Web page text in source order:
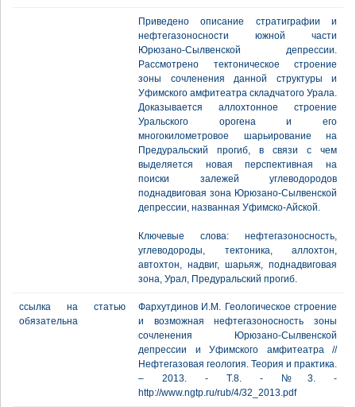
Приведено описание стратиграфии и
нефтегазоносности южной части
Юрюзано-Сылвенской депрессии.
Рассмотрено тектоническое строение
зоны сочленения данной структуры и
Уфимского амфитеатра складчатого Урала.
Доказывается аллохтонное строение
Уральского орогена и его
многокилометровое шарьирование на
Предуральский прогиб, в связи с чем
выделяется новая перспективная на
поиски залежей углеводородов
поднадвиговая зона Юрюзано-Сылвенской
депрессии, названная Уфимско-Айской.
Ключевые слова: нефтегазоносность,
углеводороды, тектоника, аллохтон,
автохтон, надвиг, шарьяж, поднадвиговая
зона, Урал, Предуральский прогиб.
ссылка на статью
обязательна
Фархутдинов И.М. Геологическое строение
и возможная нефтегазоносность зоны
сочленения Юрюзано-Сылвенской
депрессии и Уфимского амфитеатра //
Нефтегазовая геология. Теория и практика.
– 2013. - Т.8. - №3. -
http://www.ngtp.ru/rub/4/32_2013.pdf